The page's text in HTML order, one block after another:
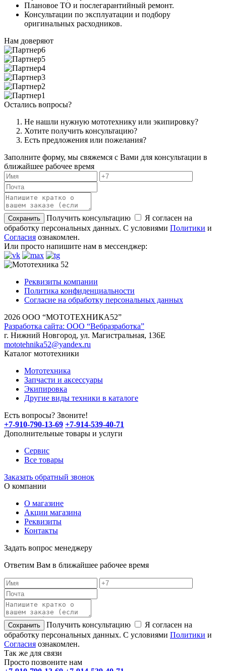
Плановое ТО и послегарантийный ремонт.
Консультации по эксплуатации и подбору
оригинальных расходников.
Нам доверяют
Остались вопросы?
Не нашли нужную мототехнику или экипировку?
Хотите получить консультацию?
Есть предложения или пожелания?
Заполните форму, мы свяжемся с Вами для консультации в
ближайшее рабочее время
Получить консультацию
Я согласен на
обработку персональных данных. С условиями Политики и
Согласия ознакомлен.
Или просто напишите нам в мессенджер:
Реквизиты компании
Политика конфиденциальности
Согласие на обработку персональных данных
2026 ООО “МОТОТЕХНИКА52”
Разработка сайта: ООО “Вебразработка”
г. Нижний Новгород, ул. Магистральная, 136Е
mototehnika52@yandex.ru
Каталог мототехники
Мототехника
Запчасти и аксессуары
Экипировка
Другие виды техники в каталоге
Есть вопросы? Звоните!
+7-910-790-13-69 +7-914-539-40-71
Дополнительные товары и услуги
Сервис
Все товары
Заказать обратный звонок
О компании
О магазине
Акции магазина
Реквизиты
Контакты
Задать вопрос менеджеру
Ответим Вам в ближайшее рабочее время
Получить консультацию
Я согласен на
обработку персональных данных. С условиями Политики и
Согласия ознакомлен.
Так же для связи
Просто позвоните нам